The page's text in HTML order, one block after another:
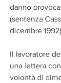
danno
(sentenza
dicembre
Il lavoratore
una lettera
volontà di